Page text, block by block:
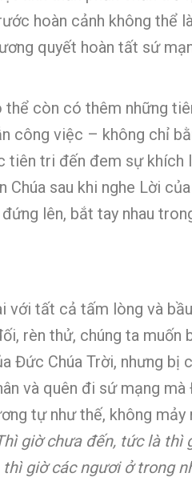
hoàn cảnh không thể
quyết hoàn tất sứ
thể còn có thêm những
công việc – không chỉ
tri đến đem sự
sau khi nghe Lời
lên, bắt tay nhau
với tất cả tấm lòng và
rèn thử, chúng ta
Chúa Trời, nhưng
và quên đi sứ mạng
tự như thế, không
giờ chưa đến, tức là thì
thì giờ các ngươi ở trong